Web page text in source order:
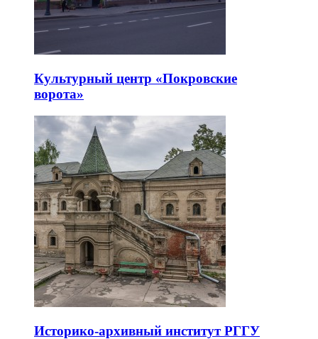
Культурный центр «Покровские
ворота»
Историко-архивный институт РГГУ